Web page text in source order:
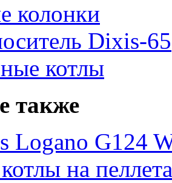
колонки
Dixis-65
котлы
также
Logano G124
на